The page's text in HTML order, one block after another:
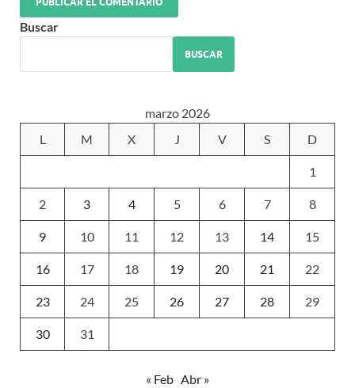
Buscar
BUSCAR
marzo 2026
L
M X J V S D
1
2 3 4 5 6 7 8
9 10 11 12 13 14 15
16 17 18 19 20 21 22
23 24 25 26 27 28 29
30 31
« Feb Abr »